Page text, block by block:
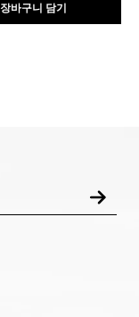
장바구니 담기